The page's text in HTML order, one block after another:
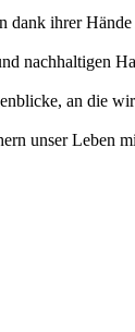
ihrer
nachhaltigen
an die
unser Leben